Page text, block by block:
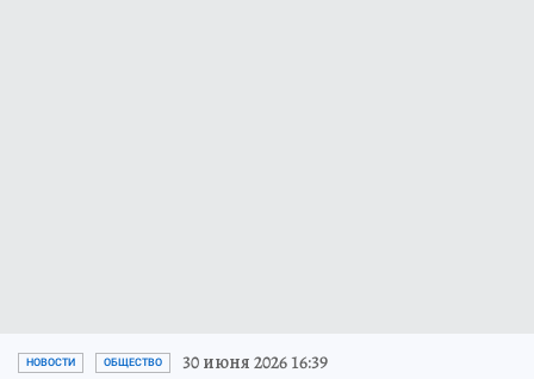
НОВОСТИ ОБЩЕСТВО 30 июня 2026 16:39